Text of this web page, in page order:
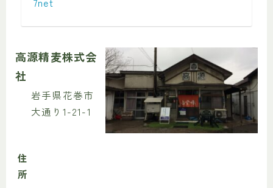
高源精麦株式会
社
住
所
岩手県花巻市
大通り1-21-1